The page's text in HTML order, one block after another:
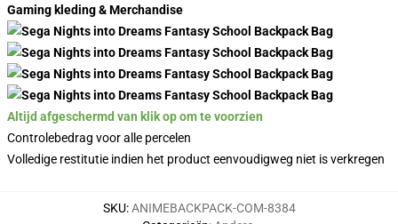
Gaming kleding & Merchandise
Altijd afgeschermd van klik op om te voorzien
Controlebedrag voor alle percelen
Volledige restitutie indien het product eenvoudigweg niet is verkregen
SKU:ANIMEBACKPACK-COM-8384